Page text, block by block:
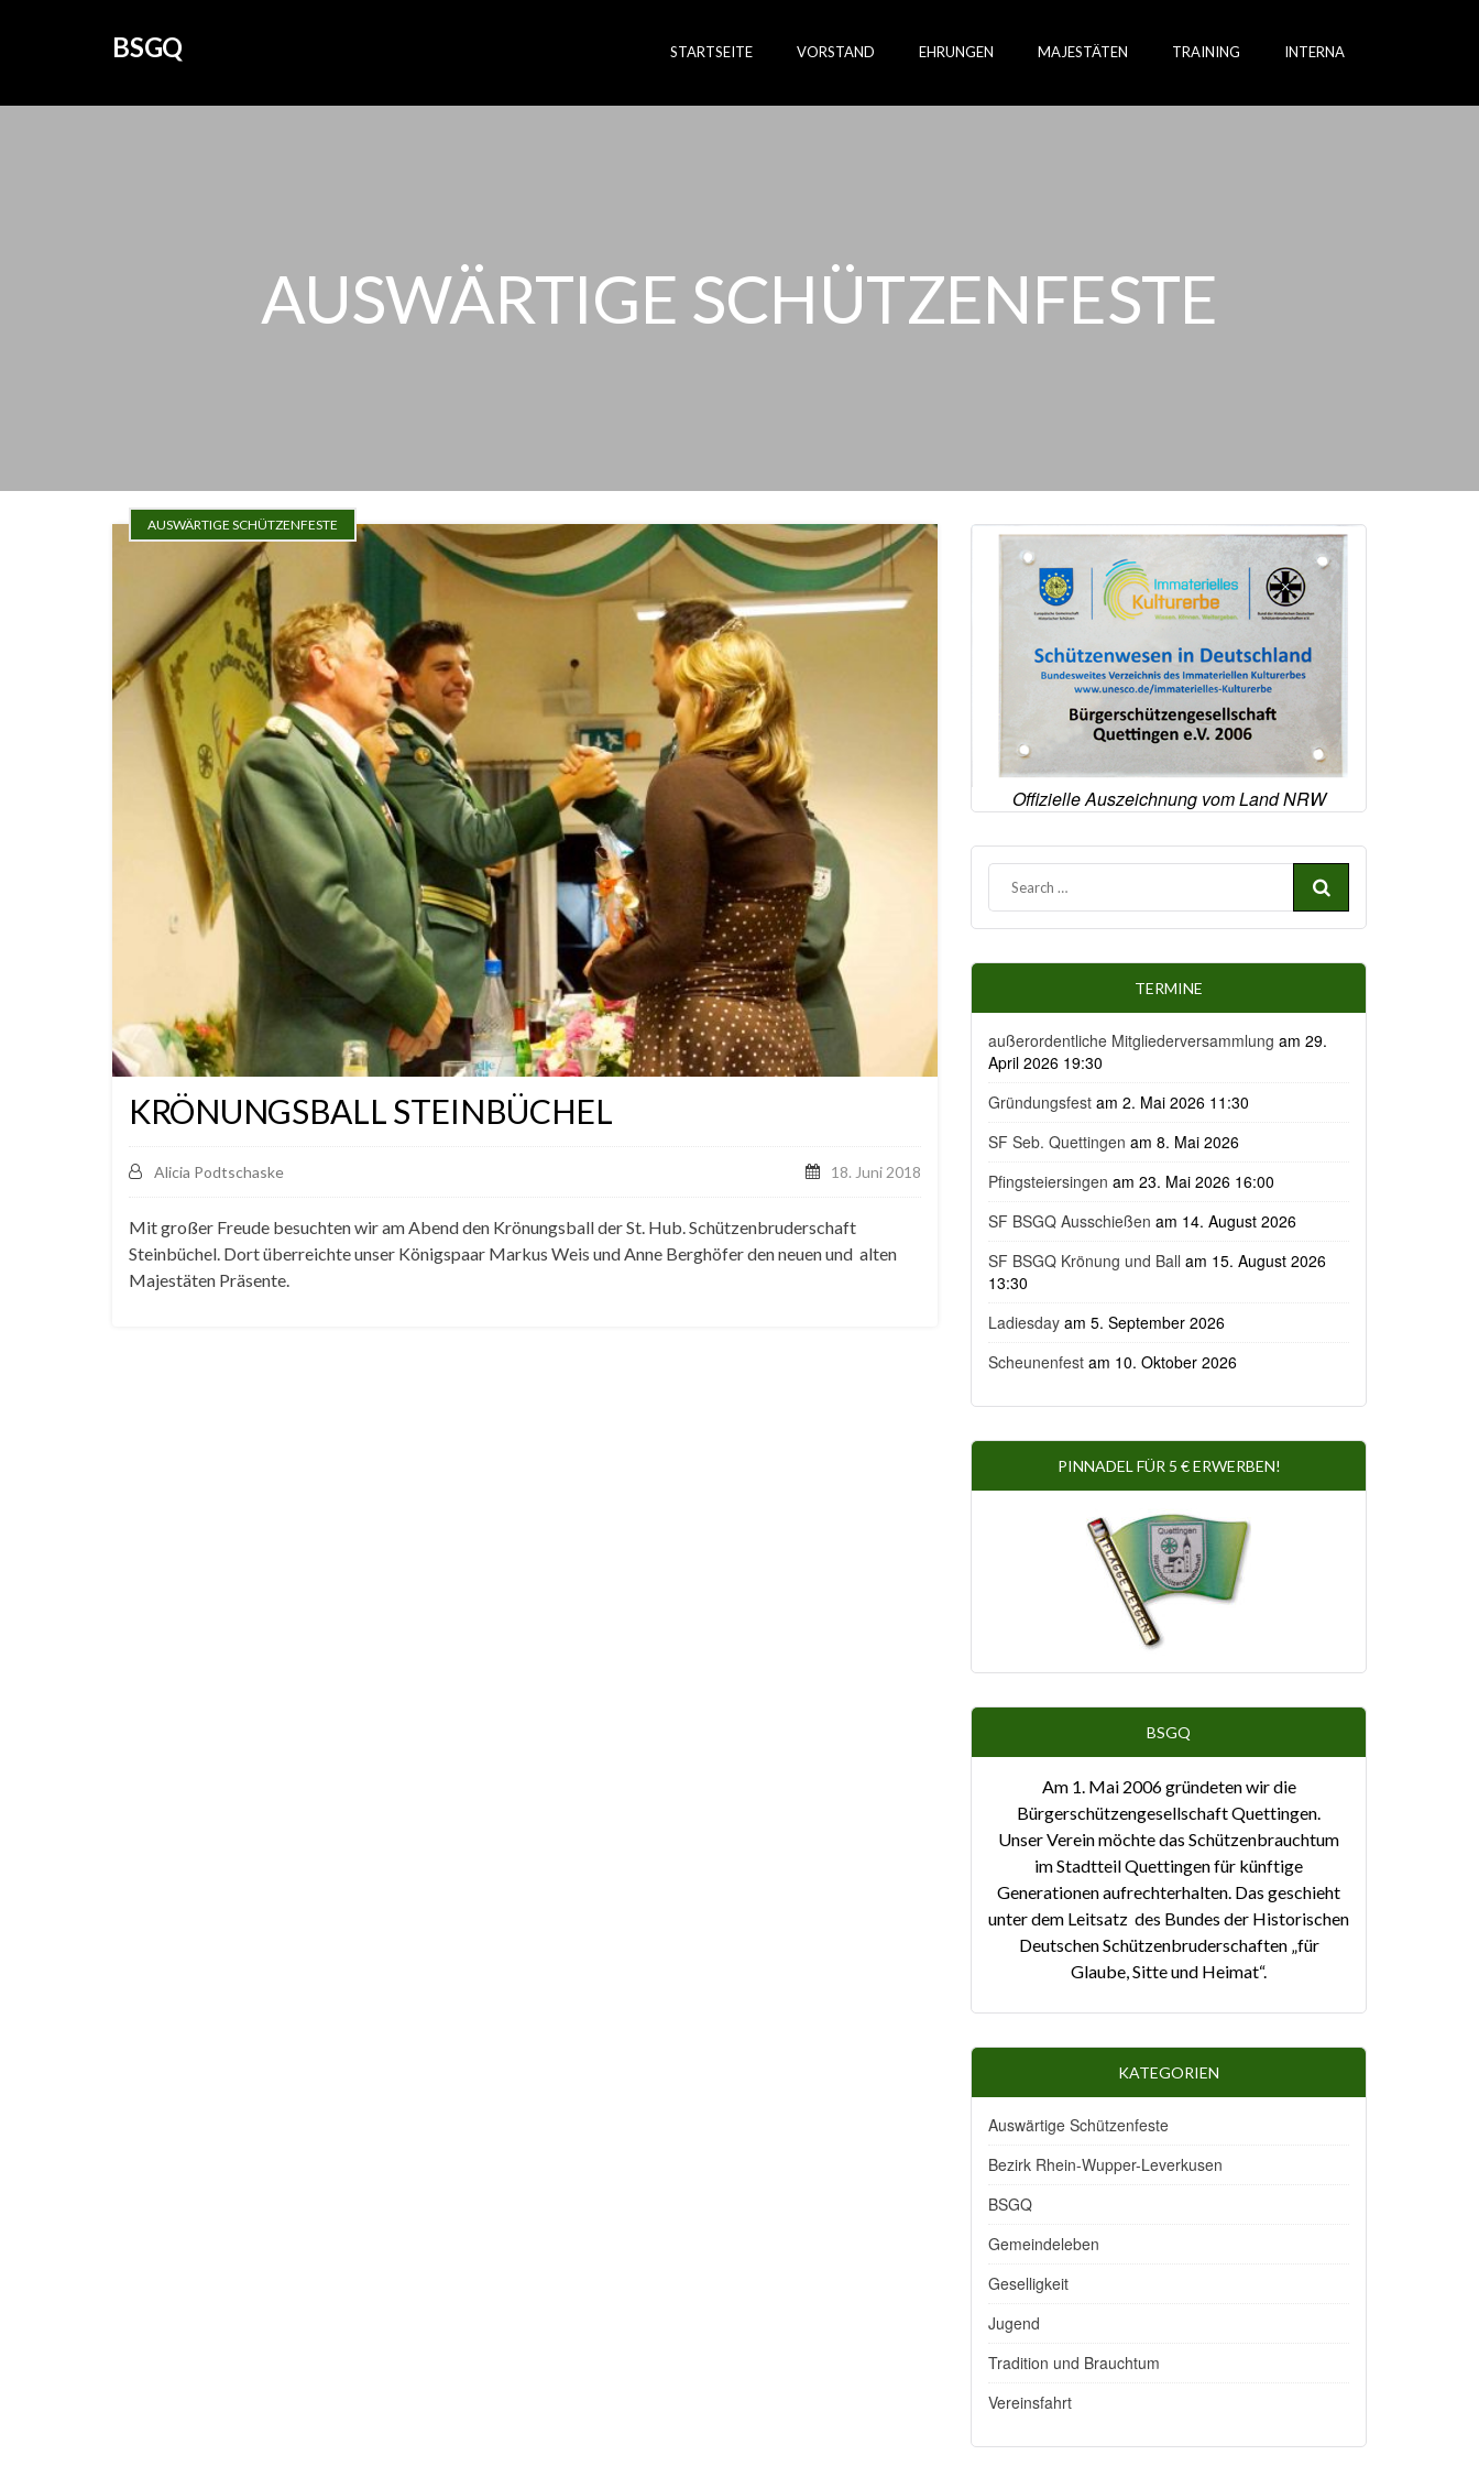
BSGQ STARTSEITE VORSTAND EHRUNGEN MAJESTÄTEN TRAINING INTERNA
AUSWÄRTIGE SCHÜTZENFESTE
AUSWÄRTIGE SCHÜTZENFESTE
KRÖNUNGSBALL STEINBÜCHEL
Alicia Podtschaske 18. Juni 2018
Mit großer Freude besuchten wir am Abend den Krönungsball der St. Hub. Schützenbruderschaft
Steinbüchel. Dort überreichte unser Königspaar Markus Weis und Anne Berghöfer den neuen und alten
Majestäten Präsente.
Offizielle Auszeichnung vom Land NRW
TERMINE
außerordentliche Mitgliederversammlung am 29.
April 2026 19:30
Gründungsfest am 2. Mai 2026 11:30
SF Seb. Quettingen am 8. Mai 2026
Pfingsteiersingen am 23. Mai 2026 16:00
SF BSGQ Ausschießen am 14. August 2026
SF BSGQ Krönung und Ball am 15. August 2026
13:30
Ladiesday am 5. September 2026
Scheunenfest am 10. Oktober 2026
PINNADEL FÜR 5 € ERWERBEN!
BSGQ
Am 1. Mai 2006 gründeten wir die
Bürgerschützengesellschaft Quettingen.
Unser Verein möchte das Schützenbrauchtum
im Stadtteil Quettingen für künftige
Generationen aufrechterhalten. Das geschieht
unter dem Leitsatz des Bundes der Historischen
Deutschen Schützenbruderschaften „für
Glaube, Sitte und Heimat“.
KATEGORIEN
Auswärtige Schützenfeste
Bezirk Rhein-Wupper-Leverkusen
BSGQ
Gemeindeleben
Geselligkeit
Jugend
Tradition und Brauchtum
Vereinsfahrt